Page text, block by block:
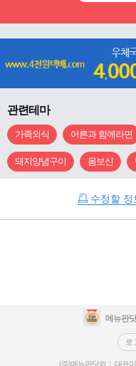
관련테마
가족외식 어른과 함께라면
돼지양념구이 몸보신
수정할 정
메뉴판
로
(주)메뉴판닷컴 대표